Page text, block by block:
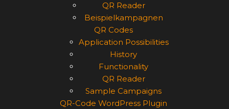
QR Reader
Beispielkampagnen
QR Codes
Application Possibilities
History
Functionality
QR Reader
Sample Campaigns
QR-Code WordPress Plugin